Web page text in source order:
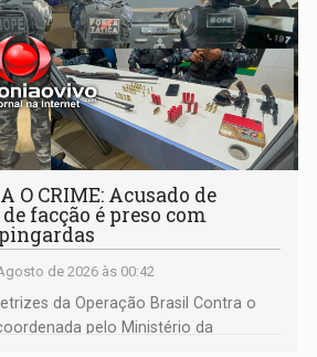
O CRIME: Acusado de
facção é preso com
de 2026 às 00:42
da Operação Brasil Contra o
pelo Ministério da